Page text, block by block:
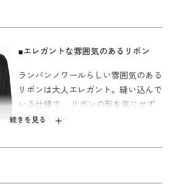
元のリボンは縫い付けになっているの
ます。 ご葬儀としてはもちろんのこ
ど夏の法要におすすめです。 さらっと
な光沢が特徴の、清涼感あるトリアセ
ほどよい透け感で涼し気です。裏地は
キュプラを使用。暑い季節も快適に着て
一般的な膝下丈。 40代～向けの｢少しゆ
「標準」に比べて腕回り、ウエストを中
続きを見る
■エレガントな雰囲気のあるリボン
ランバンノワールらしい雰囲気のある
リボンは大人エレガント。縫い込んで
いる仕様で、 リボンの形を気にせず
着用できます。
■着脱が楽なフロントファスナー